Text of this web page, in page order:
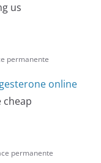
us
permanente
online
cheap
permanente